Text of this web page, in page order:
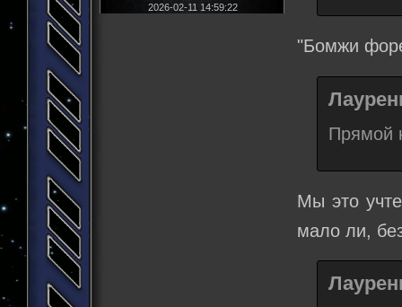
2026-02-11 14:59:22
"Бомжи
Прямой
Мы это
мало ли,